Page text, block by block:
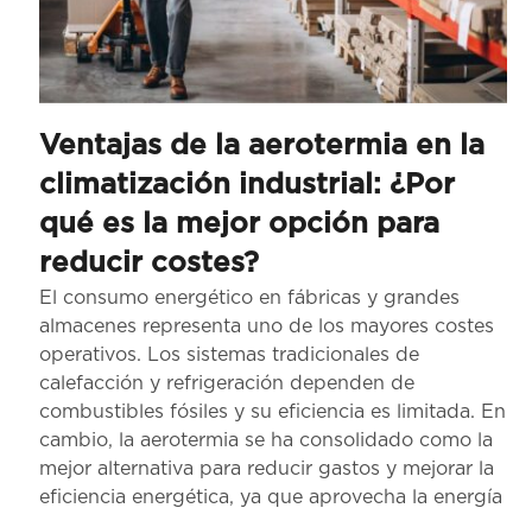
Ventajas de la aerotermia en la
climatización industrial: ¿Por
qué es la mejor opción para
reducir costes?
El consumo energético en fábricas y grandes
almacenes representa uno de los mayores costes
operativos. Los sistemas tradicionales de
calefacción y refrigeración dependen de
combustibles fósiles y su eficiencia es limitada. En
cambio, la aerotermia se ha consolidado como la
mejor alternativa para reducir gastos y mejorar la
eficiencia energética, ya que aprovecha la energía